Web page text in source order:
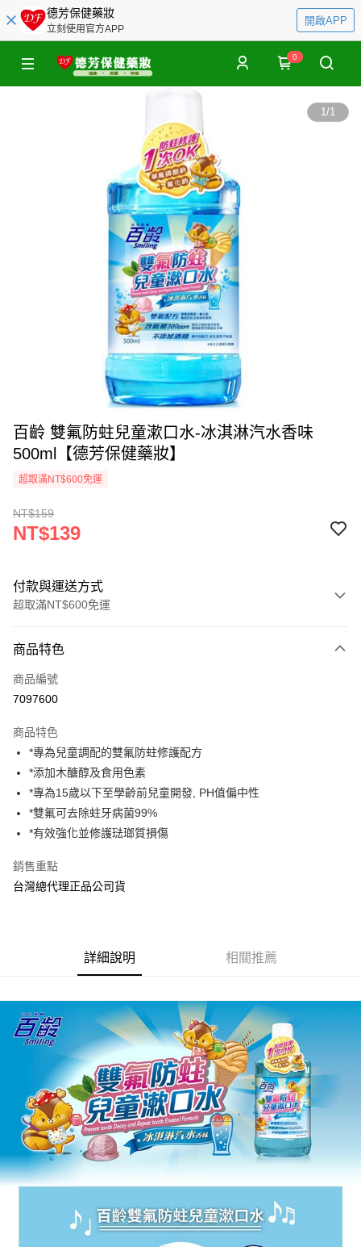
德芳保健藥妝
立刻使用官方APP
開啟APP
0
1/1
百齡 雙氟防蛀兒童漱口水-冰淇淋汽水香味
500ml【德芳保健藥妝】
超取滿NT$600免運
NT$159
NT$139
付款與運送方式
超取滿NT$600免運
信用卡一次付款
超商取貨付款
Apple Pay
街口支付
悠遊付
AFTEE先享後付
相關說明
AFTEE先享後付是「在收到商品之後才付款」的支付方式。 讓您購物簡單
３．安心：先確認商品／服務後，再付款。
【「AFTEE先享後付」結帳流程】
結帳頁面，進行簡訊認證並確認金額後，即可完成結帳。
２．訂單成立數日內，您將收到繳費通知簡訊。
３．收到繳費通知簡訊後14天內，點擊此簡訊中的連結，可透過四大超商／
ATM／網路銀行／等多元方式進行付款，方視為交易完成。
※ 請注意：結帳手續完成當下不需立刻繳費，但若您需要取消訂單，請聯絡
購買商品的店家。未經商家同意取消之訂單仍視為有效，需透過AFTEE先享
後付繳納相關費用。
※ 交易是否成功請以「AFTEE先享後付 」之結帳頁面顯示為準，若有關於
是否繳費成功／繳費後需取消欲退款等相關疑問，請聯繫「AFTEE先享後付
客戶支援中心」https://netprotections.freshdesk.com/support/home
【注意事項】
１．透過由恩沛科技股份有限公司提供之「AFTEE先享後付」服務完成之交
權轉讓予恩沛科技股份有限公司。
２．關於個人資料處理事宜，請瀏覽以下網址：
https://aftee.tw/terms/#terms3
ATM付款
每筆NT$70，滿NT$600(含以上)免運費
每筆NT$70，滿NT$600(含以上)免運費
每筆NT$80，滿NT$600(含以上)免運費
付款後門市自取
免運費
商品特色
商品編號
7097600
商品特色
*專為兒童調配的雙氟防蛀修護配方
*添加木醣醇及食用色素
*專為15歲以下至學齡前兒童開發, PH值偏中性
*雙氟可去除蛀牙病菌99%
*有效強化並修護琺瑯質損傷
銷售重點
台灣總代理正品公司貨
詳細說明 相關推薦